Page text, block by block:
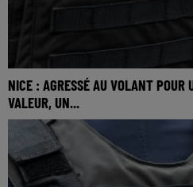
NICE : AGRESSÉ AU VOLANT POUR
VALEUR, UN...